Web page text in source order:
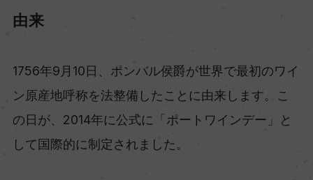
由来
1756年9月10日、ポンバル侯爵が世界で最初のワイ
ン原産地呼称を法整備したことに由来します。こ
の日が、2014年に公式に「ポートワインデー」と
して国際的に制定されました。